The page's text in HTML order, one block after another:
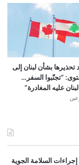
تحذيرها بشأن لبنان إلى
“تجنّبوا السفر…
عليه المغادرة”
السلامة الجوية